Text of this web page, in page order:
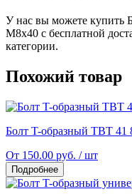
У нас вы можете купить
M8x40 с бесплатной
категории.
Похожий товар
Болт T-образный TBT 41
От 150.00 руб. / шт
Подробнее